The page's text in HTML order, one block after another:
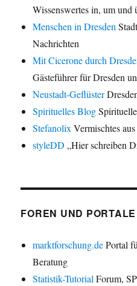
Wissenswertes in, um und
Menschen in Dresden
Nachrichten
Mit Cicerone durch
Gästeführer für Dresden
Neustadt-Geflüster
Spirituelles Blog
Stefanolix Vermischtes
styleDD „Hier schreiben
FOREN UND PORTALE
marktforschung.dePortal
Beratung
Statistik-Tutorial Forum,